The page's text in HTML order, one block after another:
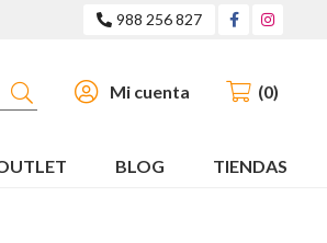
988 256 827
Buscar Mi cuenta 0
BLOG TIENDAS